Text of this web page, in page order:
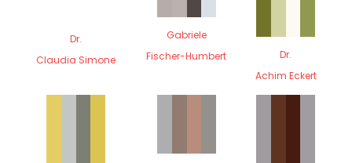
Dr.
Claudia Simone
Gabriele
Fischer-Humbert
Dr.
Achim Eckert